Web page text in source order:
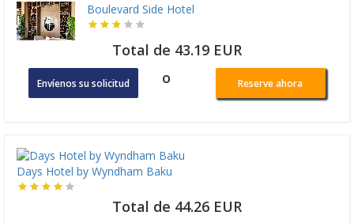
Boulevard Side Hotel
Total de 43.19 EUR
Envíenos su solicitud o Reserve ahora
Days Hotel by Wyndham Baku
Total de 44.26 EUR